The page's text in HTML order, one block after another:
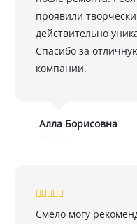
проявили
действительно
Спасибо за
компании.
Алла Борисовна
Смело могу